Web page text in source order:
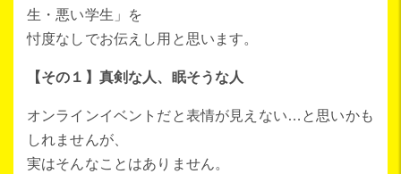
生・悪い学生」を
忖度なしでお伝えし用と思います。
【その１】真剣な人、眠そうな人
オンラインイベントだと表情が見えない…と思いかも
しれませんが、
実はそんなことはありません。